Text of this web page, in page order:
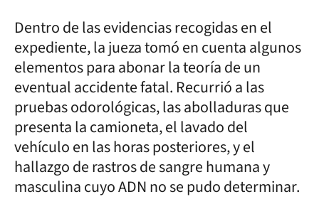
Dentro de las evidencias recogidas en el
expediente, la jueza tomó en cuenta algunos
elementos para abonar la teoría de un
eventual accidente fatal. Recurrió a las
pruebas odorológicas, las abolladuras que
presenta la camioneta, el lavado del
vehículo en las horas posteriores, y el
hallazgo de rastros de sangre humana y
masculina cuyo ADN no se pudo determinar.